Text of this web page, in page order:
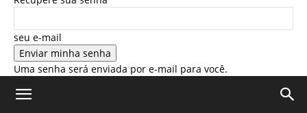
seu e-mail
Uma senha será enviada por e-mail para você.